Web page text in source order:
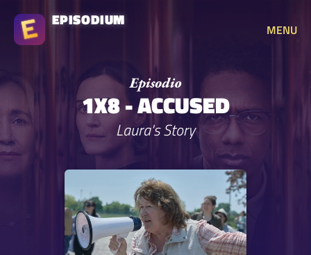
EPISODIUM
MENU
1X8 - ACCUSED
Laura's Story